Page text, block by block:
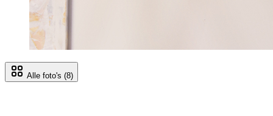
Alle foto's (8)